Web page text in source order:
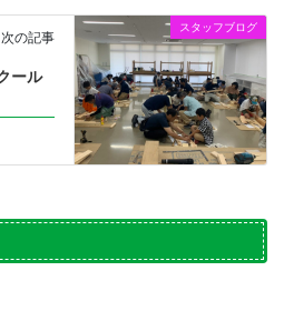
スタッフブログ
次の記事
ール